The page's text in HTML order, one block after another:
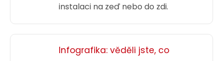
instalaci na zeď nebo do zdi.
Infografika: věděli jste, co